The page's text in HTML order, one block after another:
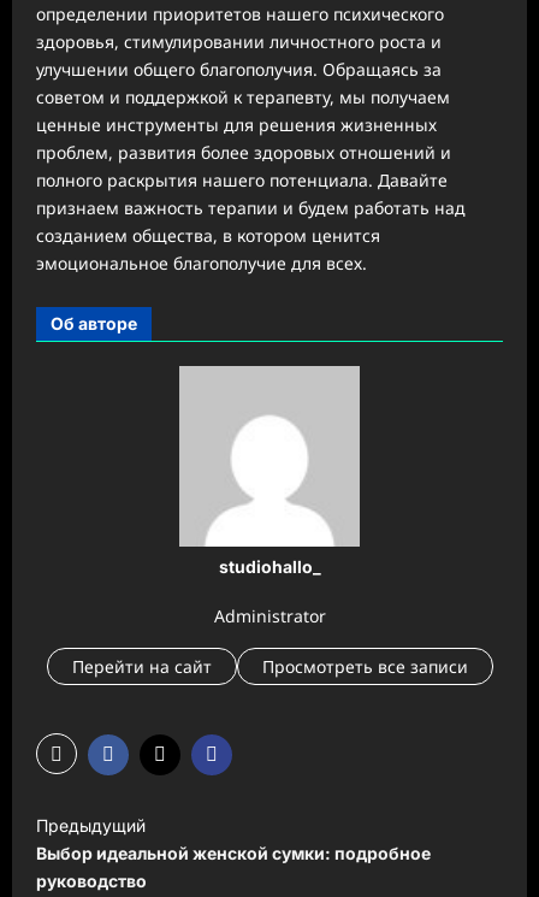
определении приоритетов нашего психического
здоровья, стимулировании личностного роста и
улучшении общего благополучия. Обращаясь за
советом и поддержкой к терапевту, мы получаем
ценные инструменты для решения жизненных
проблем, развития более здоровых отношений и
полного раскрытия нашего потенциала. Давайте
признаем важность терапии и будем работать над
созданием общества, в котором ценится
эмоциональное благополучие для всех.
Об авторе
studiohallo_
Administrator
Перейти на сайт Просмотреть все записи
Н
а
в
Предыдущий
Выбор идеальной женской сумки: подробное
руководство